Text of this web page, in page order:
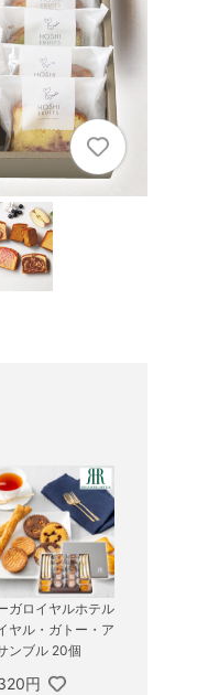
ガロイヤルホテル
ヤル・ガトー・ア
ンブル 20個
円